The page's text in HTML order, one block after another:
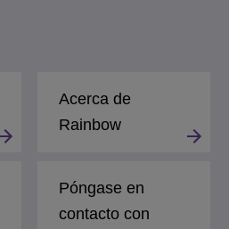
Acerca de
Rainbow
Póngase en
contacto con